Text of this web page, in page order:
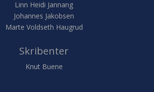
Linn Heidi Jannang
Johannes Jakobsen
Marte Voldseth Haugrud
Skribenter
Knut Buene